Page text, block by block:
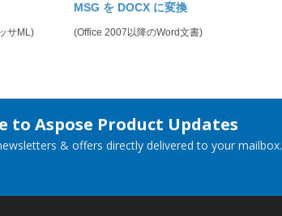
サML)
MSG を DOCX に変換
(Office 2007以降のWord文書)
to Aspose Product Updates
& offers directly delivered to your mailbox.